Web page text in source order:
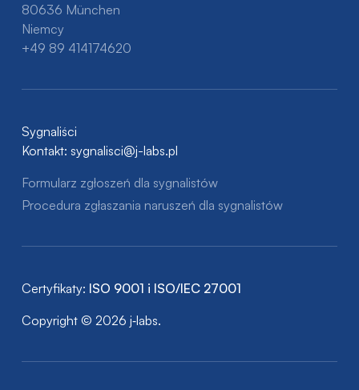
80636 München
Niemcy
+49 89 414174620
Sygnaliści
Kontakt: sygnalisci@j-labs.pl
Formularz zgłoszeń dla sygnalistów
Procedura zgłaszania naruszeń dla sygnalistów
Certyfikaty: ISO 9001 i ISO/IEC 27001
Copyright © 2026 j‑labs.